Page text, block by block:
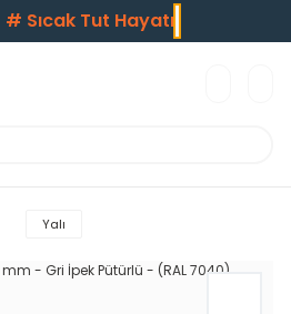
# Sıcak Tut Hayatı
Yalı